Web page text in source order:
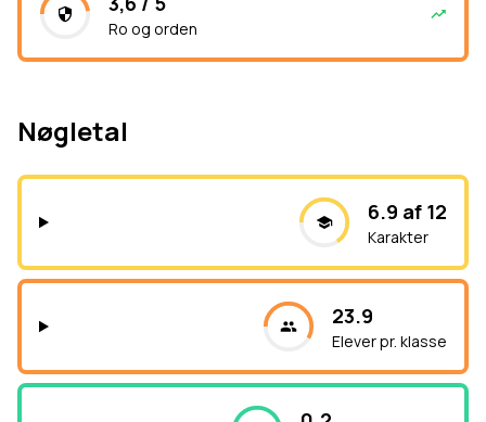
Ro og orden
Nøgletal
6.9 af 12
Karakter
23.9
Elever pr. klasse